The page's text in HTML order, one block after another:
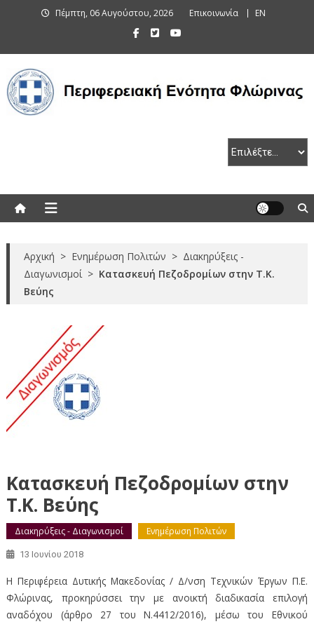
Πέμπτη, 06 Αυγούστου, 2026 Επικοινωνία EN
Αρχική > Ενημέρωση Πολιτών > Διακηρύξεις -
Διαγωνισμοί > Κατασκευή Πεζοδρομίων στην Τ.Κ.
Βεύης
Κατασκευή Πεζοδρομίων στην
Τ.Κ. Βεύης
Διακηρύξεις - Διαγωνισμοί Ενημέρωση Πολιτών
13 Ιουνίου 2018
Η Περιφέρεια Δυτικής Μακεδονίας / Δ/νση Τεχνικών Έργων Π.Ε.
Φλώρινας, προκηρύσσει την με ανοικτή διαδικασία επιλογή
αναδόχου (άρθρο 27 του Ν.4412/2016), μέσω του Εθνικού